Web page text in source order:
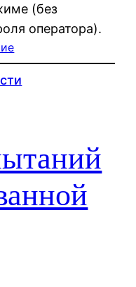
(без
оператора).